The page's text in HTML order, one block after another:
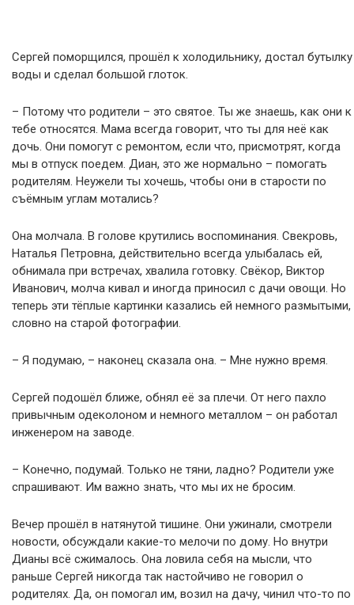
Сергей поморщился, прошёл к холодильнику, достал бутылку
воды и сделал большой глоток.
– Потому что родители – это святое. Ты же знаешь, как они к
тебе относятся. Мама всегда говорит, что ты для неё как
дочь. Они помогут с ремонтом, если что, присмотрят, когда
мы в отпуск поедем. Диан, это же нормально – помогать
родителям. Неужели ты хочешь, чтобы они в старости по
съёмным углам мотались?
Она молчала. В голове крутились воспоминания. Свекровь,
Наталья Петровна, действительно всегда улыбалась ей,
обнимала при встречах, хвалила готовку. Свёкор, Виктор
Иванович, молча кивал и иногда приносил с дачи овощи. Но
теперь эти тёплые картинки казались ей немного размытыми,
словно на старой фотографии.
– Я подумаю, – наконец сказала она. – Мне нужно время.
Сергей подошёл ближе, обнял её за плечи. От него пахло
привычным одеколоном и немного металлом – он работал
инженером на заводе.
– Конечно, подумай. Только не тяни, ладно? Родители уже
спрашивают. Им важно знать, что мы их не бросим.
Вечер прошёл в натянутой тишине. Они ужинали, смотрели
новости, обсуждали какие-то мелочи по дому. Но внутри
Дианы всё сжималось. Она ловила себя на мысли, что
раньше Сергей никогда так настойчиво не говорил о
родителях. Да, он помогал им, возил на дачу, чинил что-то по